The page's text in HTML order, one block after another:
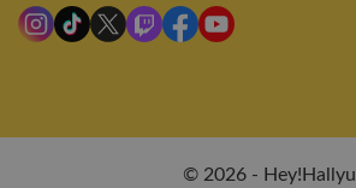
© 2026 - Hey!Hallyu